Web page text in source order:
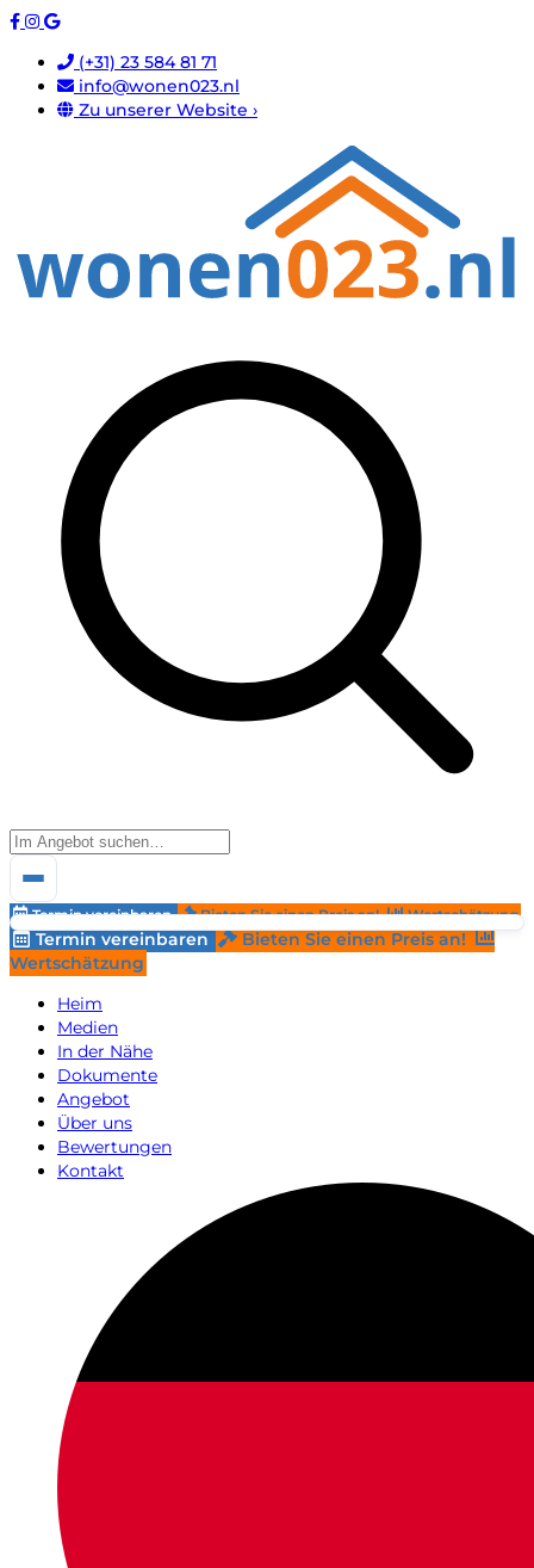
(+31) 23 584 81 71
info@wonen023.nl
Zu unserer Website ›
Termin vereinbaren Bieten Sie einen Preis an! Wertschätzung
Termin vereinbaren
Bieten Sie einen Preis an!
Wertschätzung
Heim
Medien
In der Nähe
Dokumente
Angebot
Über uns
Bewertungen
Kontakt